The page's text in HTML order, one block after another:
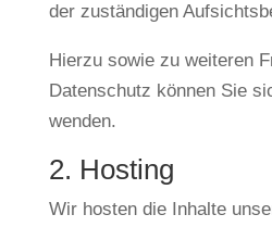
der zuständigen
Hierzu sowie zu weiteren
Datenschutz können Sie
wenden.
2. Hosting
Wir hosten die Inhalte